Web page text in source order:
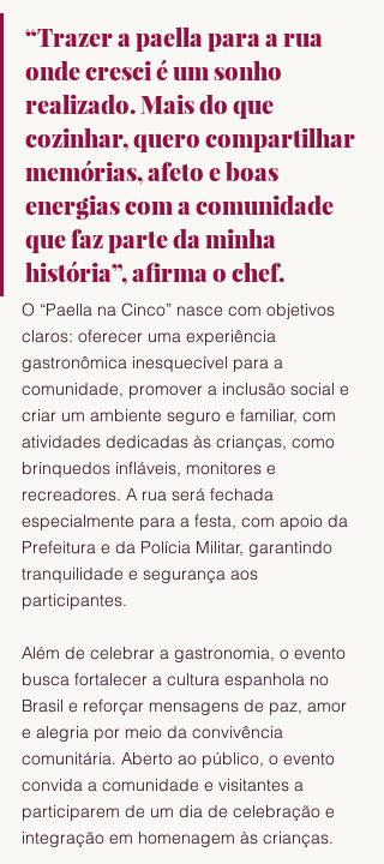
“Trazer a paella para a rua
onde cresci é um sonho
realizado. Mais do que
cozinhar, quero compartilhar
memórias, afeto e boas
energias com a comunidade
que faz parte da minha
história”, afirma o chef.
O “Paella na Cinco” nasce com objetivos
claros: oferecer uma experiência
gastronômica inesquecível para a
comunidade, promover a inclusão social e
criar um ambiente seguro e familiar, com
atividades dedicadas às crianças, como
brinquedos infláveis, monitores e
recreadores. A rua será fechada
especialmente para a festa, com apoio da
Prefeitura e da Polícia Militar, garantindo
tranquilidade e segurança aos
participantes.
Além de celebrar a gastronomia, o evento
busca fortalecer a cultura espanhola no
Brasil e reforçar mensagens de paz, amor
e alegria por meio da convivência
comunitária. Aberto ao público, o evento
convida a comunidade e visitantes a
participarem de um dia de celebração e
integração em homenagem às crianças.